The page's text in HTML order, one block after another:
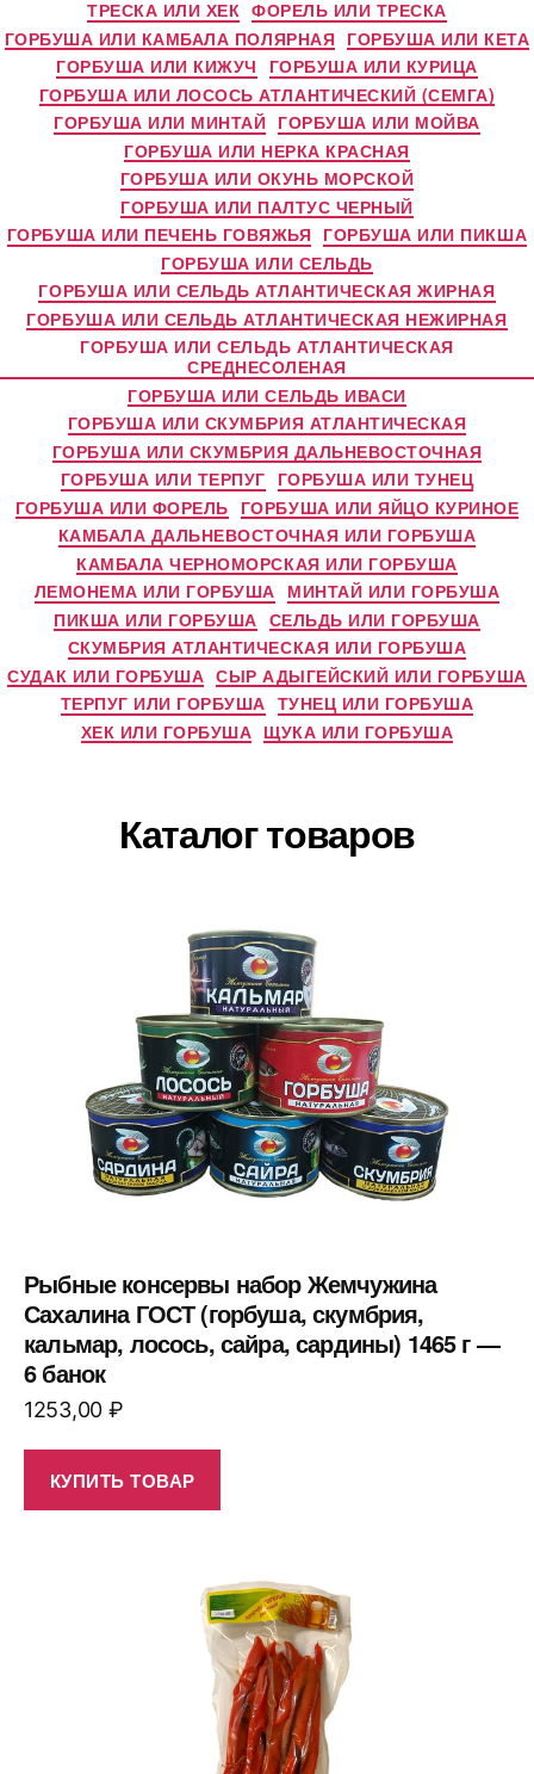
ТРЕСКА ИЛИ ХЕК ФОРЕЛЬ ИЛИ ТРЕСКА
ГОРБУША ИЛИ КАМБАЛА ПОЛЯРНАЯ ГОРБУША ИЛИ КЕТА
ГОРБУША ИЛИ КИЖУЧ
ГОРБУША ИЛИ КУРИЦА
ГОРБУША ИЛИ ЛОСОСЬ АТЛАНТИЧЕСКИЙ (СЕМГА)
ГОРБУША ИЛИ МИНТАЙ ГОРБУША ИЛИ МОЙВА
ГОРБУША ИЛИ НЕРКА КРАСНАЯ
ГОРБУША ИЛИ ОКУНЬ МОРСКОЙ
ГОРБУША ИЛИ ПАЛТУС ЧЕРНЫЙ
ГОРБУША ИЛИ ПЕЧЕНЬ ГОВЯЖЬЯ ГОРБУША ИЛИ ПИКША
ГОРБУША ИЛИ СЕЛЬДЬ
ГОРБУША ИЛИ СЕЛЬДЬ АТЛАНТИЧЕСКАЯ ЖИРНАЯ
ГОРБУША ИЛИ СЕЛЬДЬ АТЛАНТИЧЕСКАЯ НЕЖИРНАЯ
ГОРБУША ИЛИ СЕЛЬДЬ АТЛАНТИЧЕСКАЯ
СРЕДНЕСОЛЕНАЯ
ГОРБУША ИЛИ СЕЛЬДЬ ИВАСИ
ГОРБУША ИЛИ СКУМБРИЯ АТЛАНТИЧЕСКАЯ
ГОРБУША ИЛИ СКУМБРИЯ ДАЛЬНЕВОСТОЧНАЯ
ГОРБУША ИЛИ ТЕРПУГ ГОРБУША ИЛИ ТУНЕЦ
ГОРБУША ИЛИ ФОРЕЛЬ ГОРБУША ИЛИ ЯЙЦО КУРИНОЕ
КАМБАЛА ДАЛЬНЕВОСТОЧНАЯ ИЛИ ГОРБУША
КАМБАЛА ЧЕРНОМОРСКАЯ ИЛИ ГОРБУША
ЛЕМОНЕМА ИЛИ ГОРБУША МИНТАЙ ИЛИ ГОРБУША
ПИКША ИЛИ ГОРБУША СЕЛЬДЬ ИЛИ ГОРБУША
СКУМБРИЯ АТЛАНТИЧЕСКАЯ ИЛИ ГОРБУША
СУДАК ИЛИ ГОРБУША СЫР АДЫГЕЙСКИЙ ИЛИ ГОРБУША
ТЕРПУГ ИЛИ ГОРБУША ТУНЕЦ ИЛИ ГОРБУША
ХЕК ИЛИ ГОРБУША ЩУКА ИЛИ ГОРБУША
Каталог товаров
Рыбные консервы набор Жемчужина
Сахалина ГОСТ (горбуша, скумбрия,
кальмар, лосось, сайра, сардины) 1465 г —
6 банок
1253,00 ₽
КУПИТЬ ТОВАР